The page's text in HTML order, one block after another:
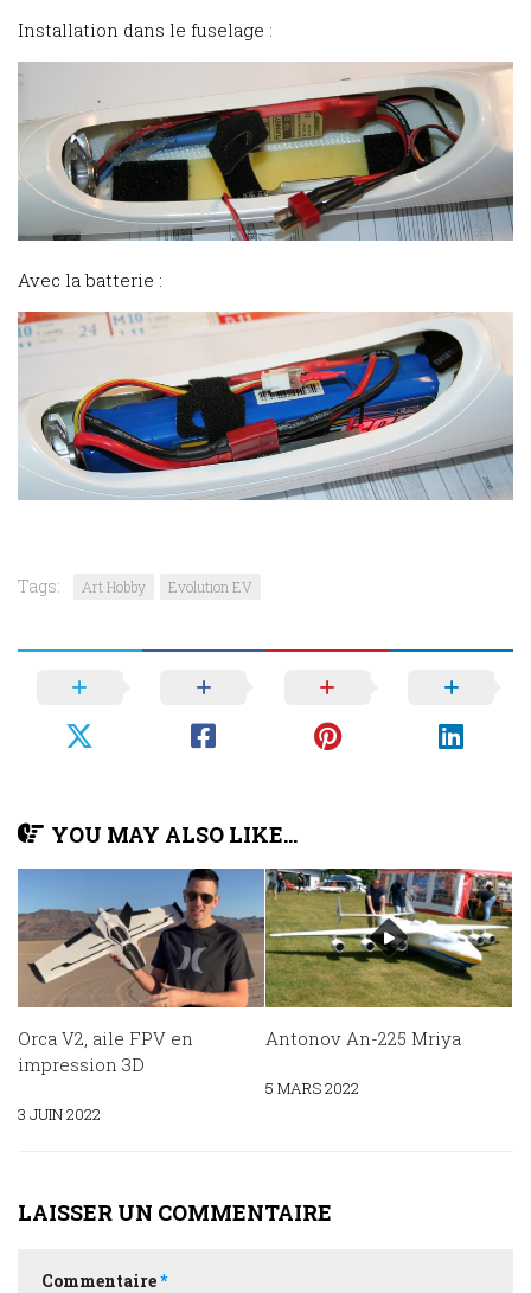
Installation dans le fuselage :
Avec la batterie :
Tags: Art Hobby Evolution EV
YOU MAY ALSO LIKE...
Orca V2, aile FPV en
impression 3D
3 JUIN 2022
Antonov An-225 Mriya
5 MARS 2022
LAISSER UN COMMENTAIRE
Commentaire*